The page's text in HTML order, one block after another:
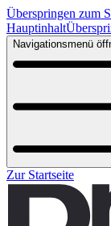
Überspringen zum
Hauptinhalt
Navigationsmenü
Zur Startseite